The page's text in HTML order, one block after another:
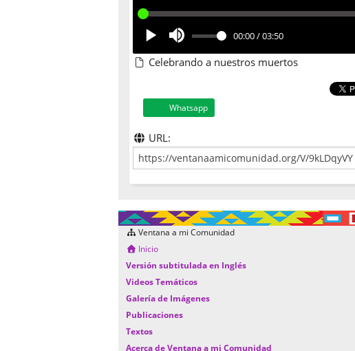
00:00/03:50
Celebrando a nuestros muertos
Whatsapp
URL:
Ventana a mi Comunidad
Inicio
Versión subtitulada en Inglés
Videos Temáticos
Galería de Imágenes
Publicaciones
Textos
Acerca de Ventana a mi Comunidad